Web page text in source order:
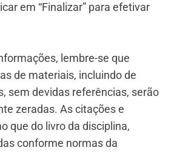
em “Finalizar” para efetivar
lembre-se que
de materiais, incluindo de
sem devidas referências, serão
zeradas. As citações e
que do livro da disciplina,
conforme normas da